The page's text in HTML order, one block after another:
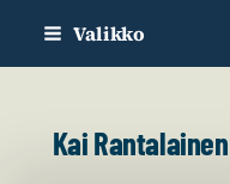
Siirry Valikko
Kai